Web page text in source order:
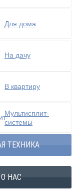
Для дома
На дачу
В квартиру
Мультисплит-
системы
ТЕХНИКА
НАС